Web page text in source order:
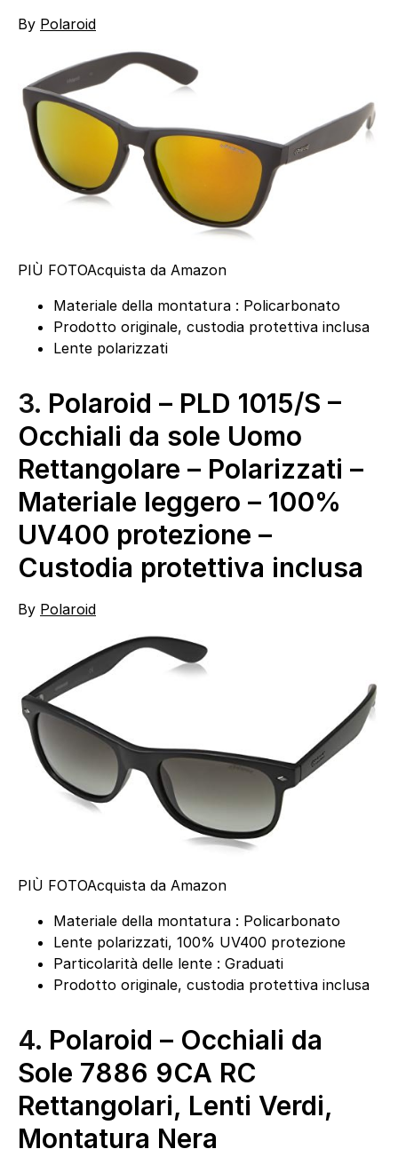
By Polaroid
PIÙ FOTOAcquista da Amazon
Materiale della montatura : Policarbonato
Prodotto originale, custodia protettiva inclusa
Lente polarizzati
3. Polaroid – PLD 1015/S –
Occhiali da sole Uomo
Rettangolare – Polarizzati –
Materiale leggero – 100%
UV400 protezione –
Custodia protettiva inclusa
By Polaroid
PIÙ FOTOAcquista da Amazon
Materiale della montatura : Policarbonato
Lente polarizzati, 100% UV400 protezione
Particolarità delle lente : Graduati
Prodotto originale, custodia protettiva inclusa
4. Polaroid – Occhiali da
Sole 7886 9CA RC
Rettangolari, Lenti Verdi,
Montatura Nera